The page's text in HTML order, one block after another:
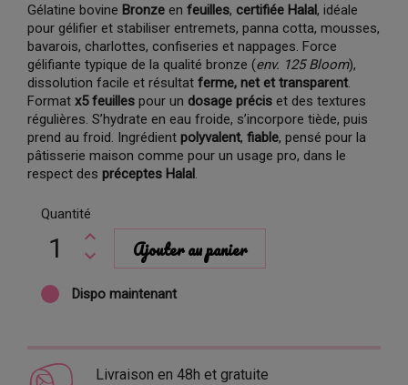
Gélatine bovine Bronze en feuilles, certifiée Halal, idéale
pour gélifier et stabiliser entremets, panna cotta, mousses,
bavarois, charlottes, confiseries et nappages. Force
gélifiante typique de la qualité bronze (env. 125 Bloom),
dissolution facile et résultat ferme, net et transparent.
Format x5 feuilles pour un dosage précis et des textures
régulières. S’hydrate en eau froide, s’incorpore tiède, puis
prend au froid. Ingrédient polyvalent, fiable, pensé pour la
pâtisserie maison comme pour un usage pro, dans le
respect des préceptes Halal.
Quantité
Ajouter au panier
Dispo maintenant
Livraison en 48h et gratuite